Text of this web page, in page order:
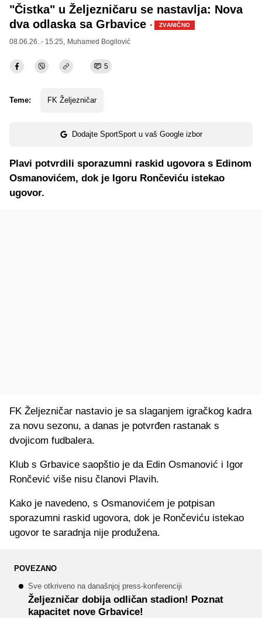
"Čistka" u Željezničaru se nastavlja: Nova
dva odlaska sa Grbavice · ZVANIČNO
08.06.26. - 15:25, Muhamed Bogilović
5
Teme: FK Željezničar
Dodajte SportSport u vaš Google izbor
Plavi potvrdili sporazumni raskid ugovora s Edinom
Osmanovićem, dok je Igoru Rončeviću istekao
ugovor.
FK Željezničar nastavio je sa slaganjem igračkog kadra
za novu sezonu, a danas je potvrđen rastanak s
dvojicom fudbalera.
Klub s Grbavice saopštio je da Edin Osmanović i Igor
Rončević više nisu članovi Plavih.
Kako je navedeno, s Osmanovićem je potpisan
sporazumni raskid ugovora, dok je Rončeviću istekao
ugovor te saradnja nije produžena.
POVEZANO
Sve otkriveno na današnjoj press-konferenciji
Željezničar dobija odličan stadion! Poznat
kapacitet nove Grbavice!